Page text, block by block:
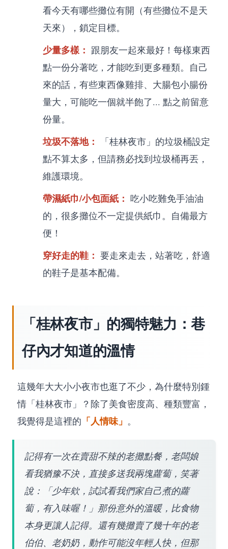
看今天有哪些攤位有開（有些攤位不是天
天來），鎖定目標。
少量多樣： 跟朋友一起來最好！每樣東西
點一份分著吃，才能吃到更多種類。自己
來的話，有些東西像雞排、大腸包小腸份
量大，可能吃一個就半飽了... 點之前留意
份量。
垃圾不落地：
「桂林夜市」的垃圾桶設定
點不算太多，但請務必找到垃圾桶再丟，
維護環境。
帶濕紙巾/小包面紙： 吃小吃難免手油油
的，很多攤位不一定提供紙巾。自備最方
便！
穿好走的鞋： 要走來走去，站著吃，舒適
的鞋子是基本配備。
「桂林夜市」的獨特魅力：巷
仔內才知道的溫情
這幾年大大小小夜市也逛了不少，為什麼特別鍾
情「桂林夜市」？除了美食密度高、種類豐富，
我覺得是這裡的 「人情味」 。
記得有一次在賣甜不辣的老攤點餐，老闆娘
看我猶豫不決，直接多送我兩塊蘿蔔，笑著
說：「少年欸，試試看我們家自己煮的蘿
蔔，有入味喔！」那份意外的溫暖，比食物
本身更讓人記得。還有幾攤賣了幾十年的老
伯伯、老奶奶，動作可能沒年輕人快，但那